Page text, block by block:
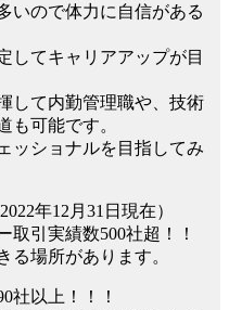
いので体力に自信がある
してキャリアアップが目
して内勤管理職や、技術
も可能です。
ッショナルを目指してみ
年12月31日現在）
引実績数500社超！！
る場所があります。
社以上！！！